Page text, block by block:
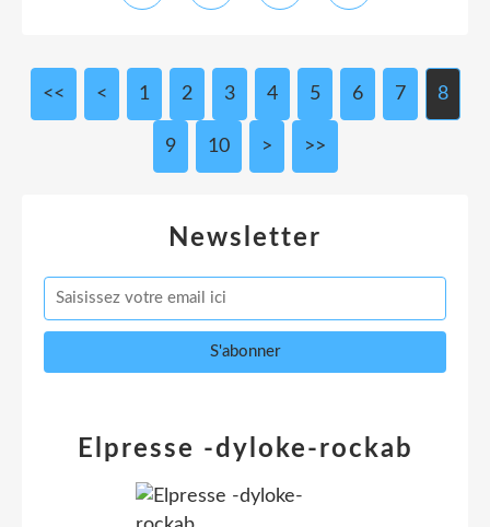
<< < 1 2 3 4 5 6 7 8
9 10 20
30
40
50
60
70
80
90
100
> >>
Newsletter
Elpresse -dyloke-rockab